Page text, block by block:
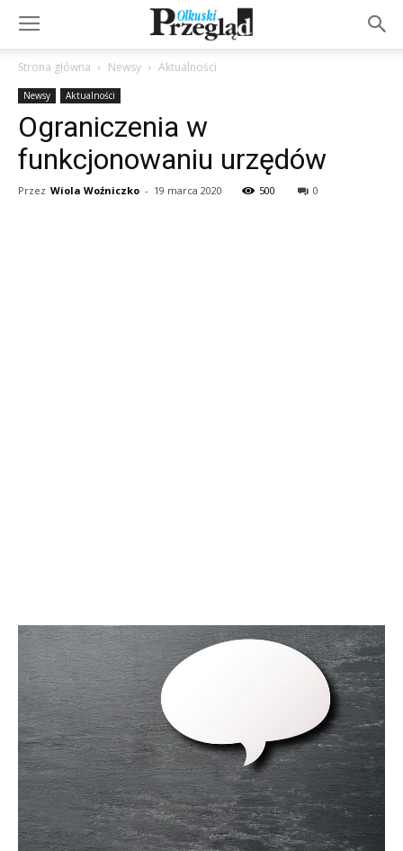
Strona główna Newsy Aktualności
Newsy Aktualności
Ograniczenia w
funkcjonowaniu urzędów
Przez Wiola Woźniczko - 19 marca 2020 500 0